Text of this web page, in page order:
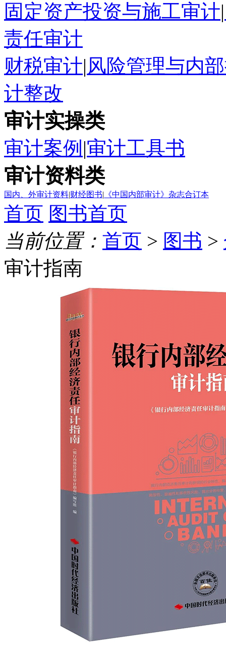
固定资产投资与施工审计|
责任审计
财税审计|风险管理与内
计整改
审计实操类
审计案例 |审计工具书
审计资料类
国内、外审计资料|财经图书| 《中国内部审计》杂志合订本
首页 图书首页
当前位置： 首页 > 图书 >
审计指南